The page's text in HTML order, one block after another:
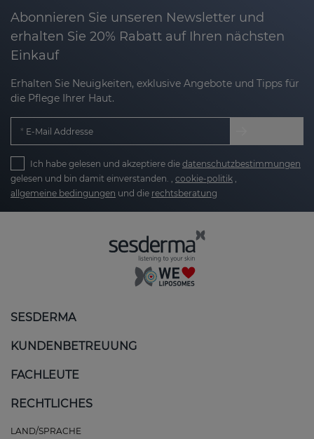
Abonnieren Sie unseren Newsletter und
erhalten Sie 20% Rabatt auf Ihren nächsten
Einkauf
Erhalten Sie Neuigkeiten, exklusive Angebote und Tipps für
die Pflege Ihrer Haut.
E-Mail Addresse
Ich habe gelesen und akzeptiere die datenschutzbestimmungen
gelesen und bin damit einverstanden. , cookie-politik ,
allgemeine bedingungen und die rechtsberatung
SESDERMA
KUNDENBETREUUNG
FACHLEUTE
RECHTLICHES
LAND/SPRACHE